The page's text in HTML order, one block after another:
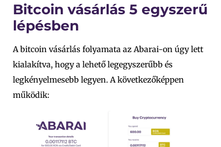
Bitcoin vásárlás 5 egyszerű
lépésben
A bitcoin vásárlás folyamata az Abarai-on úgy lett
kialakítva, hogy a lehető legegyszerűbb és
legkényelmesebb legyen. A következőképpen
működik: